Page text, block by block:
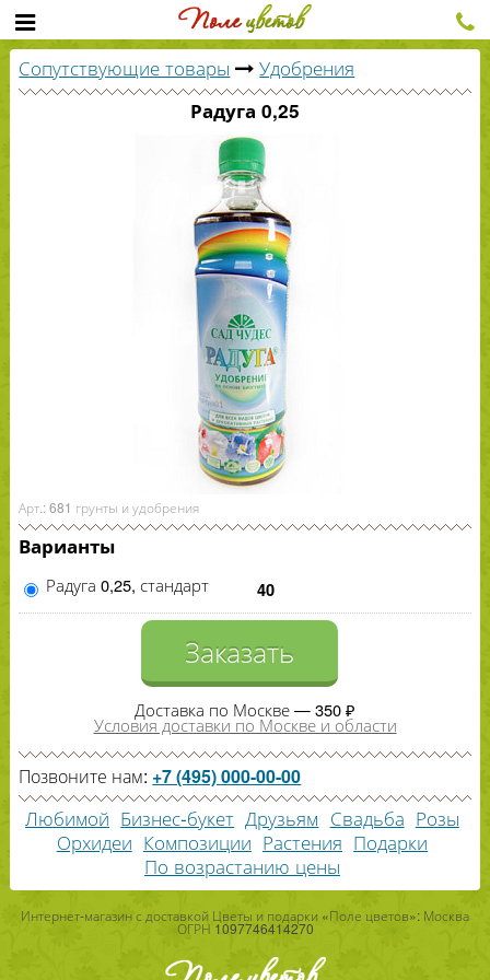
Сопутствующие товары Удобрения
Радуга 0,25
Арт.: 681 грунты и удобрения
Варианты
Радуга 0,25, стандарт 40
Заказать
Доставка по Москве — 350 ₽
Условия доставки по Москве и области
Позвоните нам: +7 (495) 000-00-00
Любимой Бизнес-букет Друзьям Свадьба Розы
Орхидеи Композиции Растения Подарки
По возрастанию цены
Интернет-магазин с доставкой Цветы и подарки «Поле цветов»: Москва
ОГРН 1097746414270